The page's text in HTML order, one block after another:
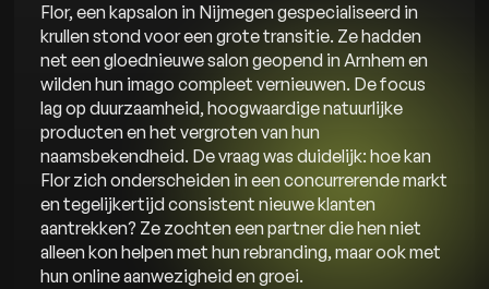
Flor, een kapsalon in Nijmegen gespecialiseerd in
krullen stond voor een grote transitie. Ze hadden
net een gloednieuwe salon geopend in Arnhem en
wilden hun imago compleet vernieuwen. De focus
lag op duurzaamheid, hoogwaardige natuurlijke
producten en het vergroten van hun
naamsbekendheid. De vraag was duidelijk: hoe kan
Flor zich onderscheiden in een concurrerende markt
en tegelijkertijd consistent nieuwe klanten
aantrekken? Ze zochten een partner die hen niet
alleen kon helpen met hun rebranding, maar ook met
hun online aanwezigheid en groei.